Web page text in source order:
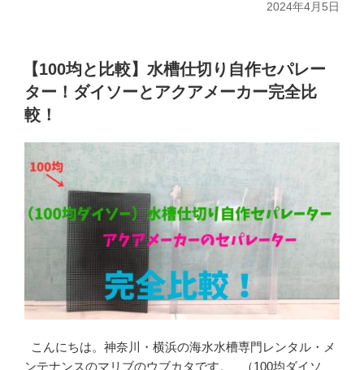
2024年4月5日
【100均と比較】水槽仕切り自作セパレー
ター！ダイソーとアクアメーカー完全比
較！
こんにちは。神奈川・横浜の海水水槽専門レンタル・メ
ンテナンスのマリブのウブカタです。 （100均ダイソ